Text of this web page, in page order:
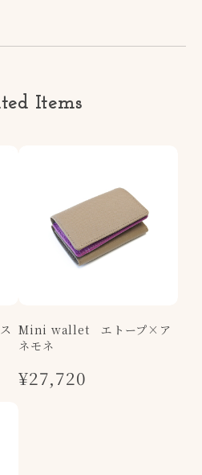
Items
Mini wallet エトープ×ア
ネモネ
¥27,720